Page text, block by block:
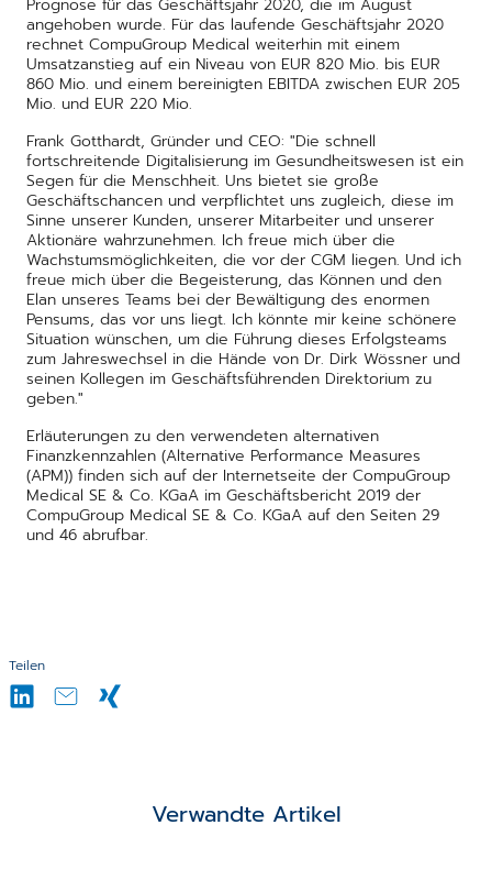
Teilen
Prognose für das Geschäftsjahr 2020, die im August
angehoben wurde. Für das laufende Geschäftsjahr 2020
rechnet CompuGroup Medical weiterhin mit einem
Umsatzanstieg auf ein Niveau von EUR 820 Mio. bis EUR
860 Mio. und einem bereinigten EBITDA zwischen EUR 205
Mio. und EUR 220 Mio.
Frank Gotthardt, Gründer und CEO: "Die schnell
fortschreitende Digitalisierung im Gesundheitswesen ist ein
Segen für die Menschheit. Uns bietet sie große
Geschäftschancen und verpflichtet uns zugleich, diese im
Sinne unserer Kunden, unserer Mitarbeiter und unserer
Aktionäre wahrzunehmen. Ich freue mich über die
Wachstumsmöglichkeiten, die vor der CGM liegen. Und ich
freue mich über die Begeisterung, das Können und den
Elan unseres Teams bei der Bewältigung des enormen
Pensums, das vor uns liegt. Ich könnte mir keine schönere
Situation wünschen, um die Führung dieses Erfolgsteams
zum Jahreswechsel in die Hände von Dr. Dirk Wössner und
seinen Kollegen im Geschäftsführenden Direktorium zu
geben."
Erläuterungen zu den verwendeten alternativen
Finanzkennzahlen (Alternative Performance Measures
(APM)) finden sich auf der Internetseite der CompuGroup
Medical SE & Co. KGaA im Geschäftsbericht 2019 der
CompuGroup Medical SE & Co. KGaA auf den Seiten 29
und 46 abrufbar.
Verwandte Artikel